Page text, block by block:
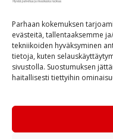
Parhaan kokemuksen
evästeitä, tallentaaksemme
tekniikoiden hyväksyminen
tietoja, kuten
sivustolla. Suostumuksen
haitallisesti tiettyihin